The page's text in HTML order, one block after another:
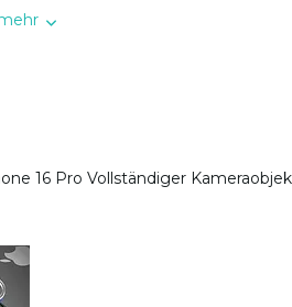
16 Pro Vollständiger